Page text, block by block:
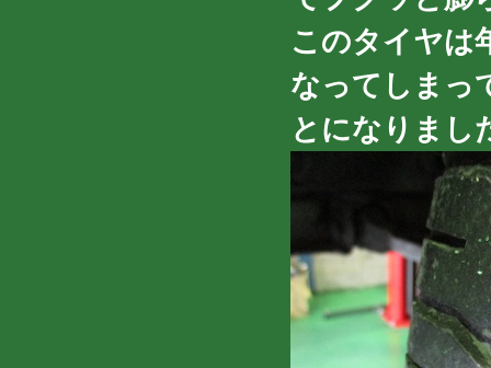
このタイヤは
なってしまっ
とになりまし